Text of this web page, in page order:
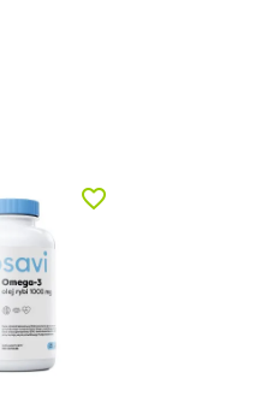
favorite_border